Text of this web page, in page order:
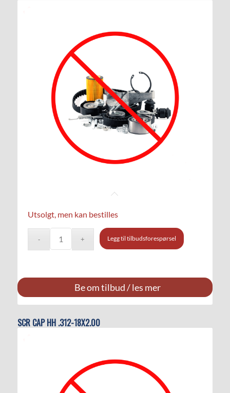
Utsolgt, men kan bestilles
Legg til tilbudsforespørsel
Be om tilbud / les mer
SCR CAP HH .312-18X2.00